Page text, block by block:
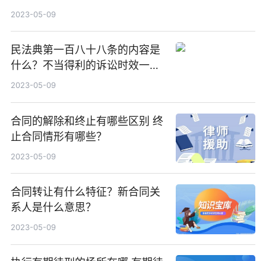
么？
2023-05-09
民法典第一百八十八条的内容是
什么？不当得利的诉讼时效一般
是多长时间？
2023-05-09
合同的解除和终止有哪些区别 终
止合同情形有哪些？
2023-05-09
合同转让有什么特征？新合同关
系人是什么意思？
2023-05-09